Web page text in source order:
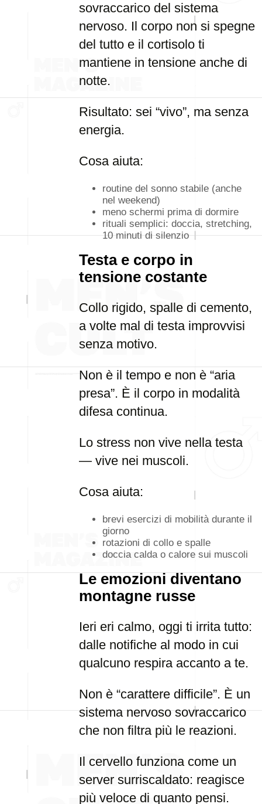
sovraccarico del sistema
nervoso. Il corpo non si spegne
del tutto e il cortisolo ti
mantiene in tensione anche di
notte.
Risultato: sei “vivo”, ma senza
energia.
Cosa aiuta:
routine del sonno stabile (anche
nel weekend)
meno schermi prima di dormire
rituali semplici: doccia, stretching,
10 minuti di silenzio
Testa e corpo in
tensione costante
Collo rigido, spalle di cemento,
a volte mal di testa improvvisi
senza motivo.
Non è il tempo e non è “aria
presa”. È il corpo in modalità
difesa continua.
Lo stress non vive nella testa
— vive nei muscoli.
Cosa aiuta:
brevi esercizi di mobilità durante il
giorno
rotazioni di collo e spalle
doccia calda o calore sui muscoli
Le emozioni diventano
montagne russe
Ieri eri calmo, oggi ti irrita tutto:
dalle notifiche al modo in cui
qualcuno respira accanto a te.
Non è “carattere difficile”. È un
sistema nervoso sovraccarico
che non filtra più le reazioni.
Il cervello funziona come un
server surriscaldato: reagisce
più veloce di quanto pensi.